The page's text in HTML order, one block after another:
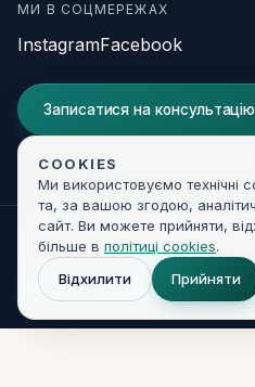
МИ В СОЦМЕРЕЖАХ
InstagramFacebook
Записатися на консультацію
© 2026 Clínica Revita. Усі права
Правова інформація
Developed byKIR
COOKIES
Ми використовуємо технічні
та, за вашою згодою,
сайт. Ви можете прийняти,
більше в політиці cookies.
Відхилити
Прийняти